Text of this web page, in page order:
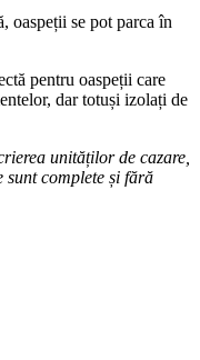
oaspeții se pot parca în
pentru oaspeții care
dar totuși izolați de
unităților de cazare,
complete și fără